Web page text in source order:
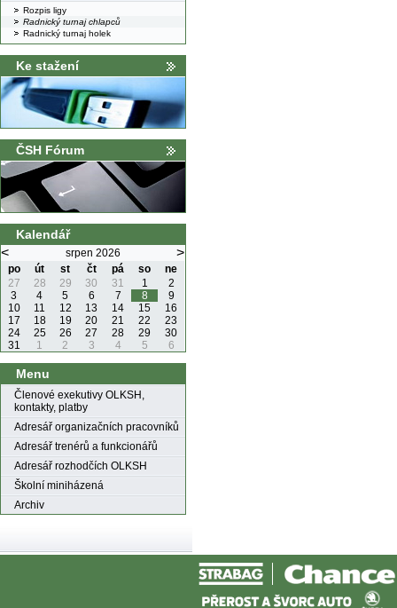
Rozpis ligy
Radnický turnaj chlapců
Radnický turnaj holek
Ke stažení
ČSH Fórum
Kalendář
< srpen 2026 >
po út st čt pá so
ne
27
28 29 30 31 1
2
3
4 5 6 7 8
9
10
11 12 13 14 15
16
17
18 19 20 21 22
23
24
25 26 27 28 29
30
31
1 2 3 4 5 6
Menu
Členové exekutivy OLKSH,
kontakty, platby
Adresář organizačních pracovníků
Adresář trenérů a funkcionářů
Adresář rozhodčích OLKSH
Školní miniházená
Archiv